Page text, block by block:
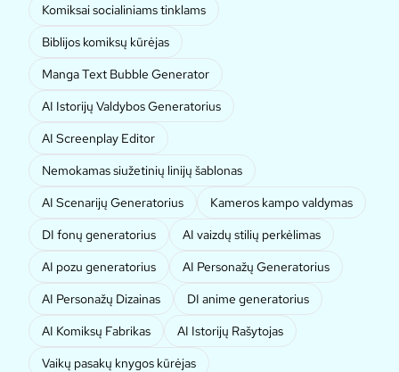
Komiksai socialiniams tinklams
Biblijos komiksų kūrėjas
Manga Text Bubble Generator
AI Istorijų Valdybos Generatorius
AI Screenplay Editor
Nemokamas siužetinių linijų šablonas
AI Scenarijų Generatorius
Kameros kampo valdymas
DI fonų generatorius
AI vaizdų stilių perkėlimas
AI pozu generatorius
AI Personažų Generatorius
AI Personažų Dizainas
DI anime generatorius
AI Komiksų Fabrikas
AI Istorijų Rašytojas
Vaikų pasakų knygos kūrėjas